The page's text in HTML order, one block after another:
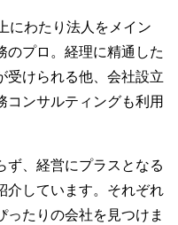
にわたり法人をメイン
のプロ。経理に精通した
受けられる他、会社設立
コンサルティングも利用
ず、経営にプラスとなる
介しています。それぞれ
たりの会社を見つけま